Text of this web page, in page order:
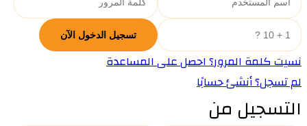
نسيت كلمة المرور؟ احصل على المساعدة
لم تسجل؟ أنشئ حسابًا
التسجيل من